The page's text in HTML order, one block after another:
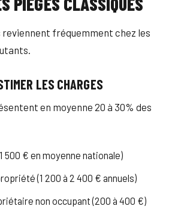
fréquemment chez les
LES CHARGES
en moyenne 20 à 30% des
500 € en moyenne nationale)
(1 200 à 2 400 € annuels)
non occupant (200 à 400 €)